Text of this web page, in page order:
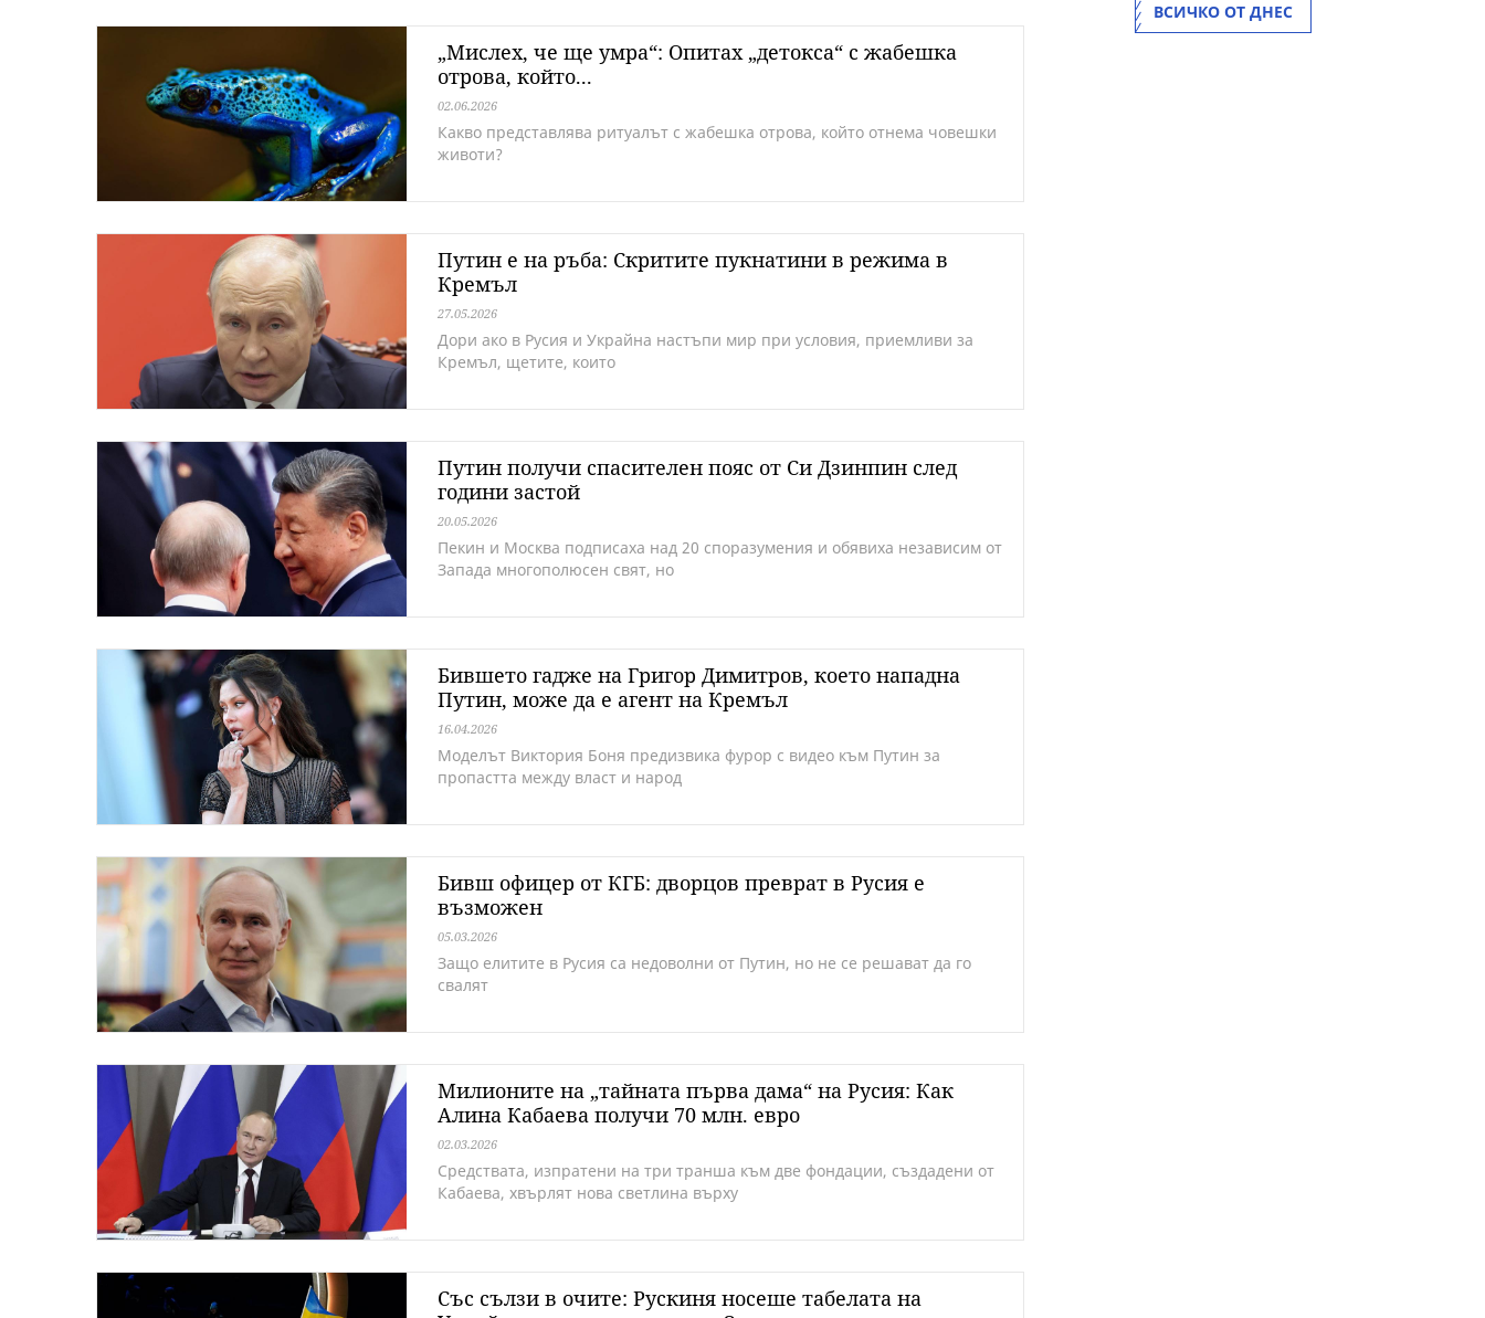
„Мислех, че ще умра“: Опитах „детокса“ с жабешка
отрова, който...
02.06.2026
Какво представлява ритуалът с жабешка отрова, който отнема човешки
животи?
Путин е на ръба: Скритите пукнатини в режима в
Кремъл
27.05.2026
Дори ако в Русия и Украйна настъпи мир при условия, приемливи за
Кремъл, щетите, които
Путин получи спасителен пояс от Си Дзинпин след
години застой
20.05.2026
Пекин и Москва подписаха над 20 споразумения и обявиха независим от
Запада многополюсен свят, но
Бившето гадже на Григор Димитров, което нападна
Путин, може да е агент на Кремъл
16.04.2026
Моделът Виктория Боня предизвика фурор с видео към Путин за
пропастта между власт и народ
Бивш офицер от КГБ: дворцов преврат в Русия е
възможен
05.03.2026
Защо елитите в Русия са недоволни от Путин, но не се решават да го
свалят
Милионите на „тайната първа дама“ на Русия: Как
Алина Кабаева получи 70 млн. евро
02.03.2026
Средствата, изпратени на три транша към две фондации, създадени от
Кабаева, хвърлят нова светлина върху
Със сълзи в очите: Рускиня носеше табелата на
ВСИЧКО ОТ ДНЕС